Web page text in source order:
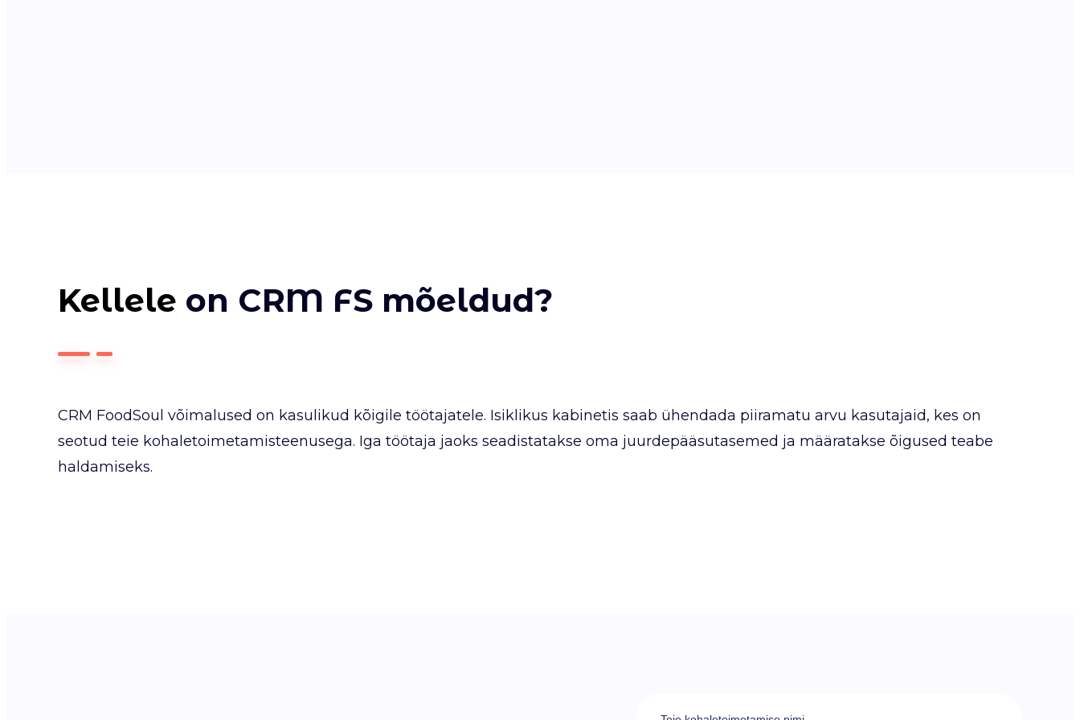
Kellele on CRM FS mõeldud?
CRM FoodSoul võimalused on kasulikud kõigile töötajatele. Isiklikus kabinetis saab ühendada piiramatu arvu kasutajaid, kes on
seotud teie kohaletoimetamisteenusega. Iga töötaja jaoks seadistatakse oma juurdepääsutasemed ja määratakse õigused teabe
haldamiseks.